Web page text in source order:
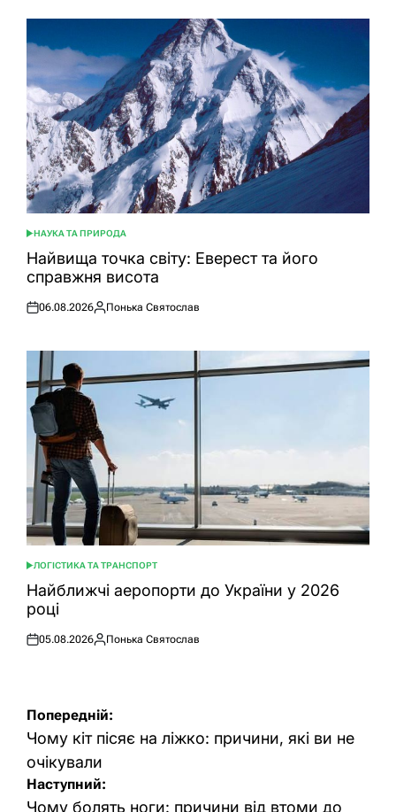
ОПУБЛІКУВАТИ
У
НАУКА ТА ПРИРОДА
Найвища точка світу: Еверест та його
справжня висота
Оприлюднено
06.08.2026
Опубліковано
Понька Святослав
ОПУБЛІКУВАТИ
У
ЛОГІСТИКА ТА ТРАНСПОРТ
Найближчі аеропорти до України у 2026
році
Оприлюднено
05.08.2026
Опубліковано
Понька Святослав
Навігація
записів
Попередній:
Чому кіт пісяє на ліжко: причини, які ви не
очікували
Наступний:
Чому болять ноги: причини від втоми до